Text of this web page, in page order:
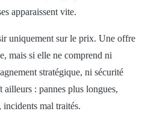
apparaissent vite.
uniquement sur le prix. Une offre
mais si elle ne comprend ni
stratégique, ni sécurité
ailleurs : pannes plus longues,
mal traités.